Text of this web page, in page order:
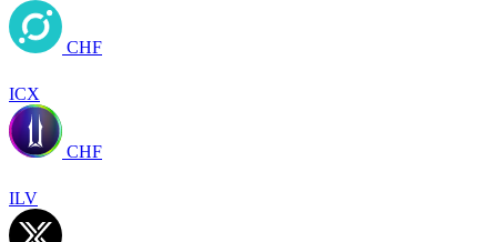
CHF
ICX
CHF
ILV